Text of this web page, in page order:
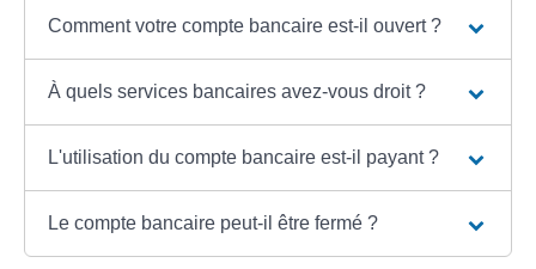
Comment votre compte bancaire est-il ouvert ?
À quels services bancaires avez-vous droit ?
L'utilisation du compte bancaire est-il payant ?
Le compte bancaire peut-il être fermé ?